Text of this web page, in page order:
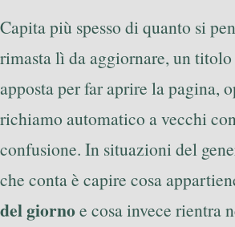
Capita più spesso di quanto si
rimasta lì da aggiornare, un titolo
apposta per far aprire la pagina,
richiamo automatico a vecchi
confusione. In situazioni del
che conta è capire cosa
del giornoe cosa invece rientra